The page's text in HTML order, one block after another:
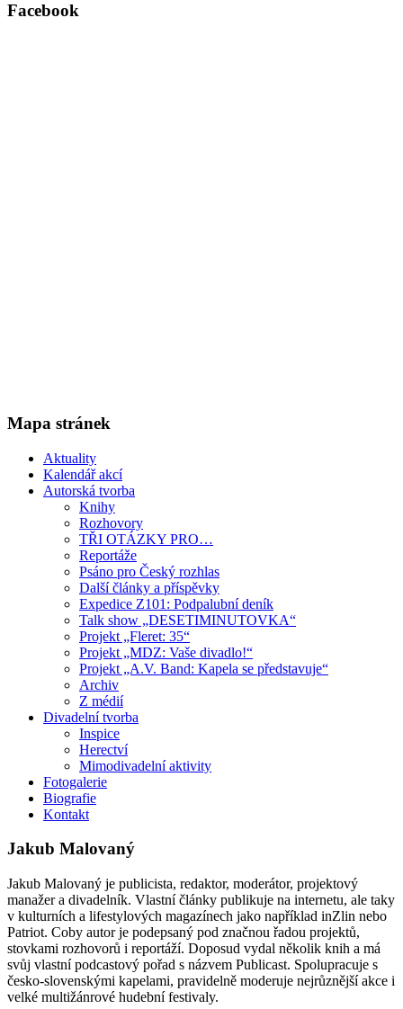
Facebook
Mapa stránek
Aktuality
Kalendář akcí
Autorská tvorba
Knihy
Rozhovory
TŘI OTÁZKY PRO…
Reportáže
Psáno pro Český rozhlas
Další články a příspěvky
Expedice Z101: Podpalubní deník
Talk show „DESETIMINUTOVKA“
Projekt „Fleret: 35“
Projekt „MDZ: Vaše divadlo!“
Projekt „A.V. Band: Kapela se představuje“
Archiv
Z médií
Divadelní tvorba
Inspice
Herectví
Mimodivadelní aktivity
Fotogalerie
Biografie
Kontakt
Jakub Malovaný
Jakub Malovaný je publicista, redaktor, moderátor, projektový
manažer a divadelník. Vlastní články publikuje na internetu, ale taky
v kulturních a lifestylových magazínech jako například inZlin nebo
Patriot. Coby autor je podepsaný pod značnou řadou projektů,
stovkami rozhovorů i reportáží. Doposud vydal několik knih a má
svůj vlastní podcastový pořad s názvem Publicast. Spolupracuje s
česko-slovenskými kapelami, pravidelně moderuje nejrůznější akce i
velké multižánrové hudební festivaly.